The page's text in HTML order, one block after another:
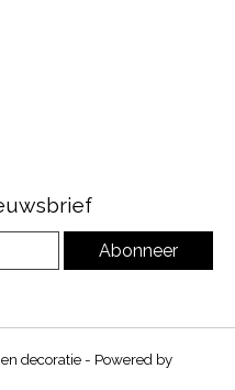
Abonneer
decoratie - Powered by